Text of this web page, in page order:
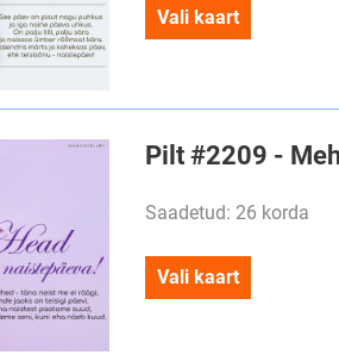
Vali kaart
Pilt #2209 -
Saadetud: 26 korda
Vali kaart